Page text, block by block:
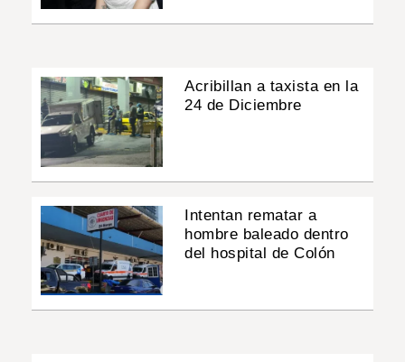
Acribillan a taxista en la
24 de Diciembre
Intentan rematar a
hombre baleado dentro
del hospital de Colón